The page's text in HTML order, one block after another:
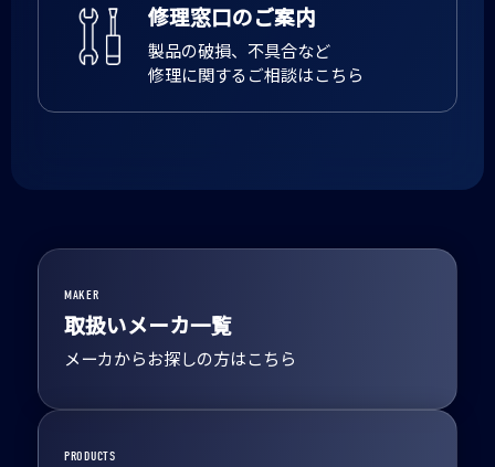
修理窓口のご案内
製品の破損、不具合など
修理に関するご相談はこちら
MAKER
取扱いメーカ一覧
メーカからお探しの方はこちら
PRODUCTS